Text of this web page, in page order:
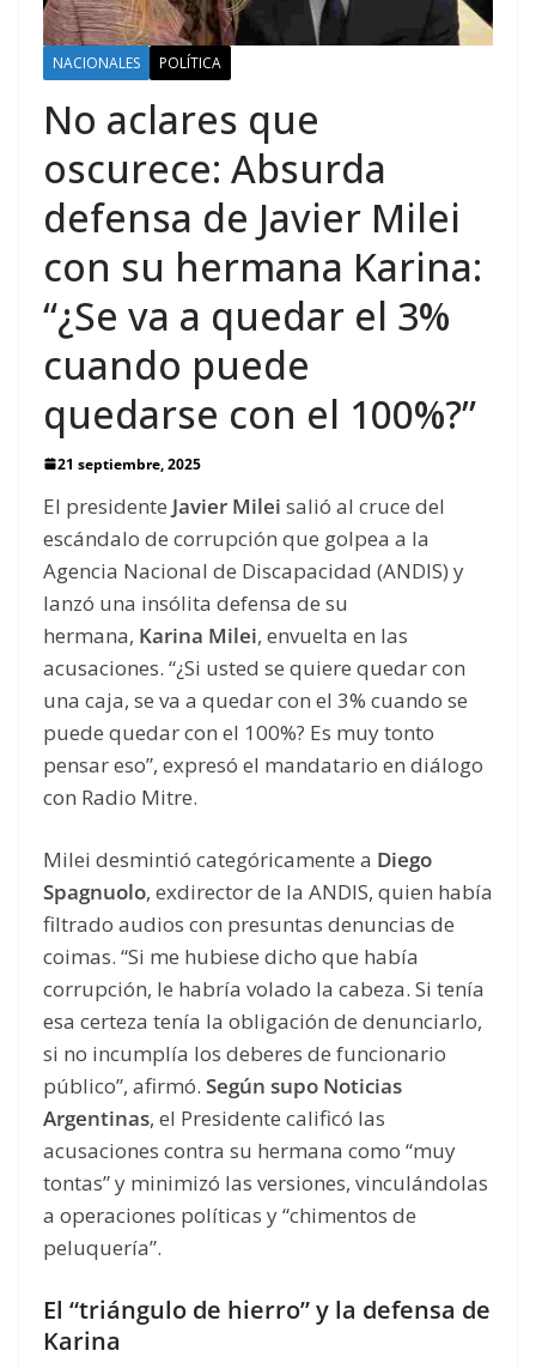
NACIONALES POLÍTICA
No aclares que
oscurece: Absurda
defensa de Javier Milei
con su hermana Karina:
“¿Se va a quedar el 3%
cuando puede
quedarse con el 100%?”
21 septiembre, 2025
El presidente Javier Milei salió al cruce del
escándalo de corrupción que golpea a la
Agencia Nacional de Discapacidad (ANDIS) y
lanzó una insólita defensa de su
hermana, Karina Milei, envuelta en las
acusaciones. “¿Si usted se quiere quedar con
una caja, se va a quedar con el 3% cuando se
puede quedar con el 100%? Es muy tonto
pensar eso”, expresó el mandatario en diálogo
con Radio Mitre.
Milei desmintió categóricamente a Diego
Spagnuolo, exdirector de la ANDIS, quien había
filtrado audios con presuntas denuncias de
coimas. “Si me hubiese dicho que había
corrupción, le habría volado la cabeza. Si tenía
esa certeza tenía la obligación de denunciarlo,
si no incumplía los deberes de funcionario
público”, afirmó. Según supo Noticias
Argentinas, el Presidente calificó las
acusaciones contra su hermana como “muy
tontas” y minimizó las versiones, vinculándolas
a operaciones políticas y “chimentos de
peluquería”.
El “triángulo de hierro” y la defensa de
Karina